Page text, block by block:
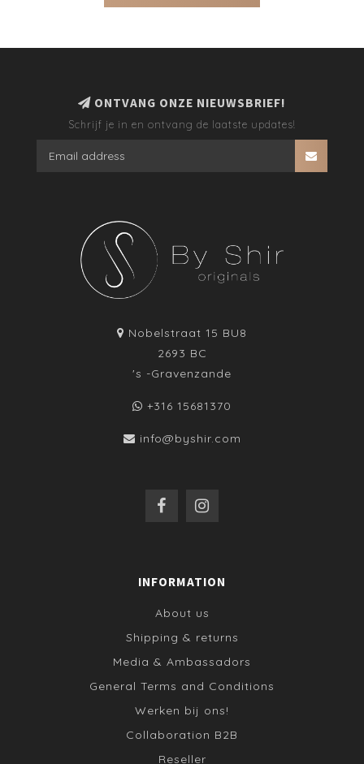
ONTVANG ONZE NIEUWSBRIEF!
Schrijf je in en ontvang de laatste updates!
Nobelstraat 15 BU8
2693 BC
's -Gravenzande
+316 15681370
info@byshir.com
INFORMATION
About us
Shipping & returns
Media & Ambassadors
General Terms and Conditions
Werken bij ons!
Collaboration B2B
Reseller